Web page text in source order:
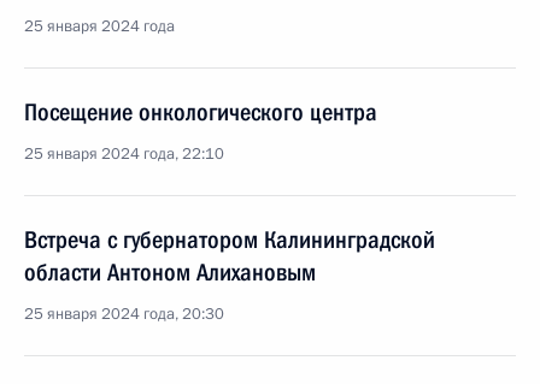
25 января 2024 года
Посещение онкологического центра
25 января 2024 года, 22:10
Встреча с губернатором Калининградской
области Антоном Алихановым
25 января 2024 года, 20:30